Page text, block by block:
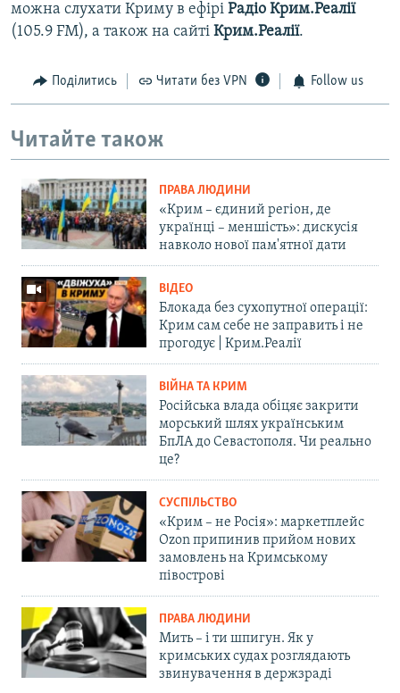
можна слухати Криму в ефірі Радіо Крим.Реалії
(105.9 FM), а також на сайті Крим.Реалії.
Поділитись Читати без VPN Follow us
Читайте також
ПРАВА ЛЮДИНИ
«Крим – єдиний регіон, де
українці – меншість»: дискусія
навколо нової пам'ятної дати
ВІДЕО
Блокада без сухопутної операції:
Крим сам себе не заправить і не
прогодує | Крим.Реалії
ВІЙНА ТА КРИМ
Російська влада обіцяє закрити
морський шлях українським
БпЛА до Севастополя. Чи реально
це?
СУСПІЛЬСТВО
«Крим – не Росія»: маркетплейс
Ozon припинив прийом нових
замовлень на Кримському
півострові
ПРАВА ЛЮДИНИ
Мить – і ти шпигун. Як у
кримських судах розглядають
звинувачення в держзраді